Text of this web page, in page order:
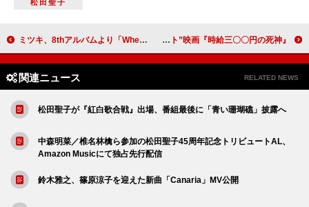
松田聖子
ミツキ、8thアルバムより「Where's My Phone?」MV公開 西畑大吾（なにわ男子）×福本莉子がW主演、“死神のアルバイト”映画『時給三〇〇円の死神』
関連ニュース RELATED NEWS
松田聖子が『紅白歌合戦』出場、番組最後に「青い珊瑚礁」披露へ
中森明菜／椎名林檎ら参加の松田聖子45周年記念トリビュートAL、
Amazon Musicにて独占先行配信
鈴木雅之、篠原涼子を迎えた新曲「Canaria」MV公開